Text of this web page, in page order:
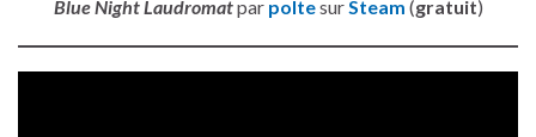
Blue Night Laudromatpar poltesur Steam (gratuit)